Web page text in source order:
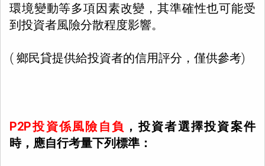
環境變動等多項因素改變，其準確性也可能受
到投資者風險分散程度影響。
( 鄉民貸提供給投資者的信用評分，僅供參考)
P2P投資係風險自負 ，投資者選擇投資案件
時，應自行考量下列標準：